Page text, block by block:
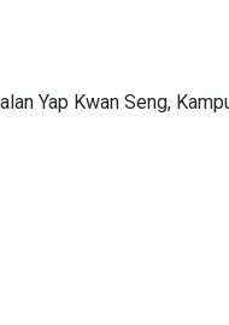
Yap Kwan Seng,